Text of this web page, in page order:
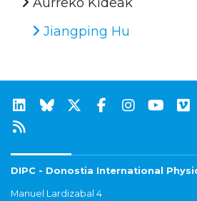
Jiangping Hu
DIPC - Donostia International
Manuel Lardizabal 4